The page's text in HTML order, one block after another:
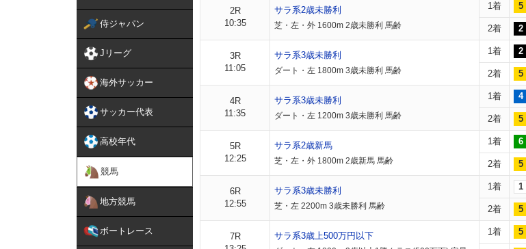
侍ジャパン
Jリーグ
海外サッカー
サッカー代表
高校年代
競馬
地方競馬
ボートレース
2R
10:35
サラ系2歳未勝利
芝・左・外 1600m 2歳未勝利 馬齢
1着 5
2着 2
3R
11:05
サラ系3歳未勝利
ダート・左 1800m 3歳未勝利 馬齢
1着 2
2着 5
4R
11:35
サラ系3歳未勝利
ダート・左 1200m 3歳未勝利 馬齢
1着 4
2着 5
5R
12:25
サラ系2歳新馬
芝・左・外 1800m 2歳新馬 馬齢
1着 6
2着 5
6R
12:55
サラ系3歳未勝利
芝・左 2200m 3歳未勝利 馬齢
1着 1
2着 5
7R
サラ系3歳上500万円以下 1着 5